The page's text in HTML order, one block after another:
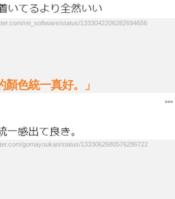
rei_software/status/1333042206282694656
顏色統一真好。」
gomayoukan/status/1333062680576286722